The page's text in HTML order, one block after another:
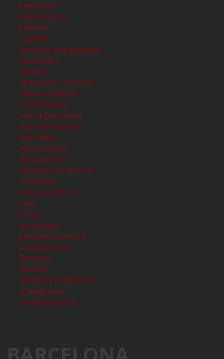
empresas
espectáculos
fabricas
fuentes
historias impactantes
hospitales
hoteles
imaginario colectivo
imprescindibles
instituciones
marca Barcelona
marcaron época
mercados
modernismo
monumentos
movimiento obrero
nostalgia
obras publicas
ocio
oficios
personajes
proyecto memory
publicaciones
Ramblas
teatros,
tiendas y almacenes
transportes
Uncategorized